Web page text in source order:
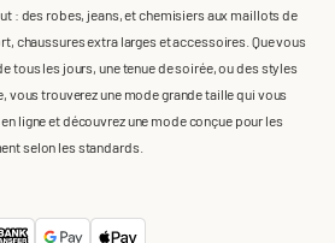
: des robes, jeans, et chemisiers aux maillots de
chaussures extra larges et accessoires. Que vous
tous les jours, une tenue de soirée, ou des styles
vous trouverez une mode grande taille qui vous
ligne et découvrez une mode conçue pour les
selon les standards.